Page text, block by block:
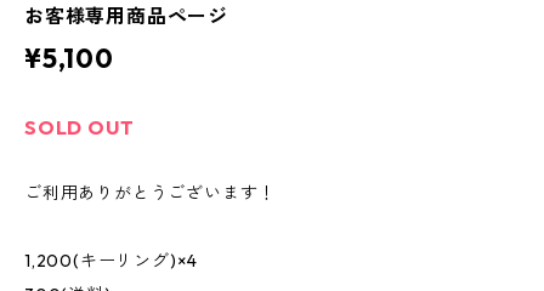
お客様専用商品ページ
¥5,100
SOLD OUT
ご利用ありがとうございます！
1,200(キーリング)×4